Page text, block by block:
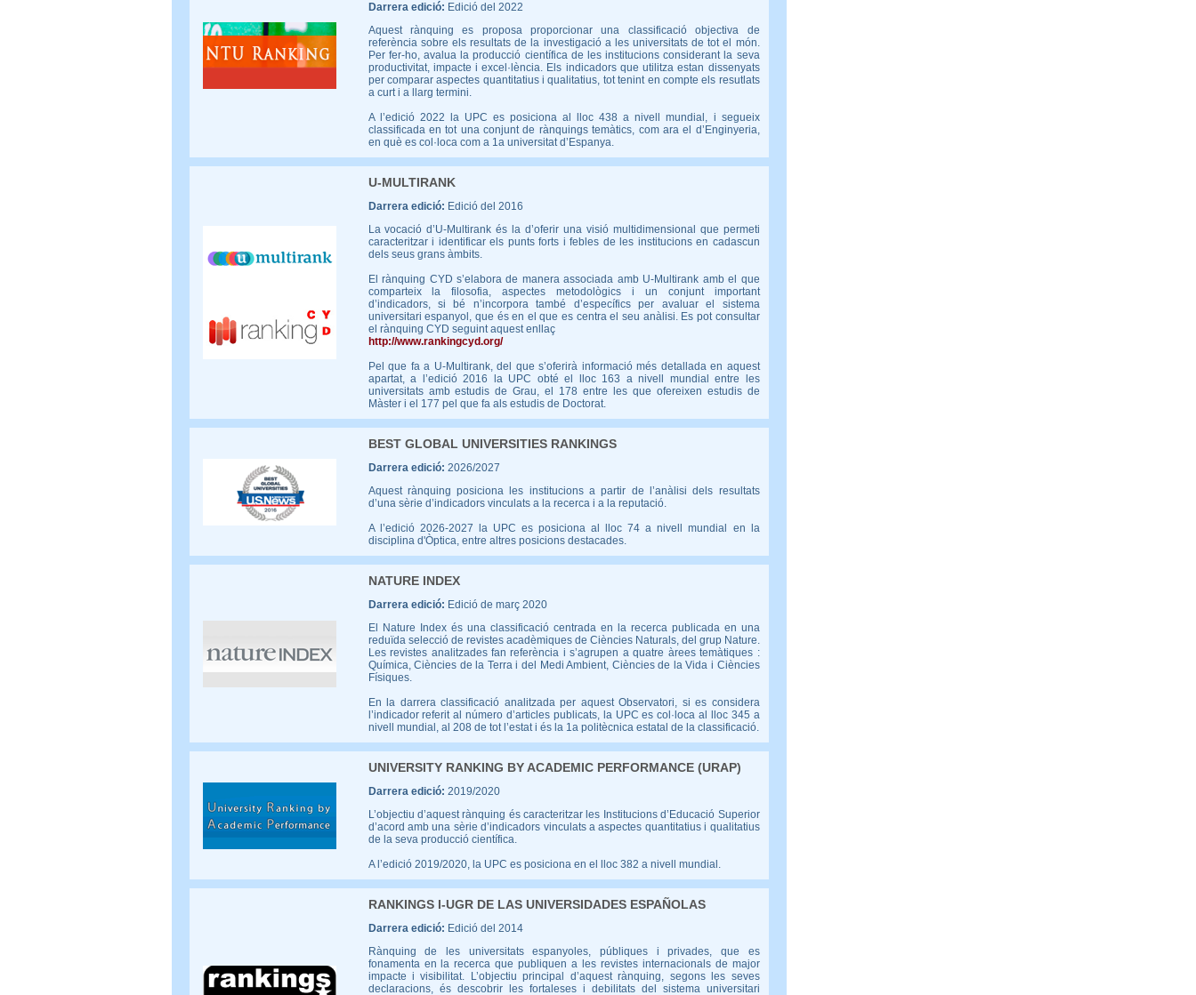
Darrera edició: Edició del 2022
Aquest rànquing es proposa proporcionar una classificació objectiva de
referència sobre els resultats de la investigació a les universitats de tot el món.
Per fer-ho, avalua la producció científica de les institucions considerant la seva
productivitat, impacte i excel·lència. Els indicadors que utilitza estan dissenyats
per comparar aspectes quantitatius i qualitatius, tot tenint en compte els resutlats
a curt i a llarg termini.
A l’edició 2022 la UPC es posiciona al lloc 438 a nivell mundial, i segueix
classificada en tot una conjunt de rànquings temàtics, com ara el d’Enginyeria,
en què es col·loca com a 1a universitat d’Espanya.
U-MULTIRANK
Darrera edició: Edició del 2016
La vocació d’U-Multirank és la d’oferir una visió multidimensional que permeti
caracteritzar i identificar els punts forts i febles de les institucions en cadascun
dels seus grans àmbits.
El rànquing CYD s’elabora de manera associada amb U-Multirank amb el que
comparteix la filosofia, aspectes metodològics i un conjunt important
d’indicadors, si bé n’incorpora també d’específics per avaluar el sistema
universitari espanyol, que és en el que es centra el seu anàlisi. Es pot consultar
el rànquing CYD seguint aquest enllaç
http://www.rankingcyd.org/
Pel que fa a U-Multirank, del que s’oferirà informació més detallada en aquest
apartat, a l’edició 2016 la UPC obté el lloc 163 a nivell mundial entre les
universitats amb estudis de Grau, el 178 entre les que ofereixen estudis de
Màster i el 177 pel que fa als estudis de Doctorat.
BEST GLOBAL UNIVERSITIES RANKINGS
Darrera edició: 2026/2027
Aquest rànquing posiciona les institucions a partir de l’anàlisi dels resultats
d’una sèrie d’indicadors vinculats a la recerca i a la reputació.
A l’edició 2026-2027 la UPC es posiciona al lloc 74 a nivell mundial en la
disciplina d'Òptica, entre altres posicions destacades.
NATURE INDEX
Darrera edició: Edició de març 2020
El Nature Index és una classificació centrada en la recerca publicada en una
reduïda selecció de revistes acadèmiques de Ciències Naturals, del grup Nature.
Les revistes analitzades fan referència i s’agrupen a quatre àrees temàtiques :
Química, Ciències de la Terra i del Medi Ambient, Ciències de la Vida i Ciències
Físiques.
En la darrera classificació analitzada per aquest Observatori, si es considera
l’indicador referit al número d’articles publicats, la UPC es col·loca al lloc 345 a
nivell mundial, al 208 de tot l’estat i és la 1a politècnica estatal de la classificació.
UNIVERSITY RANKING BY ACADEMIC PERFORMANCE (URAP)
Darrera edició: 2019/2020
L’objectiu d’aquest rànquing és caracteritzar les Institucions d’Educació Superior
d’acord amb una sèrie d’indicadors vinculats a aspectes quantitatius i qualitatius
de la seva producció científica.
A l’edició 2019/2020, la UPC es posiciona en el lloc 382 a nivell mundial.
RANKINGS I-UGR DE LAS UNIVERSIDADES ESPAÑOLAS
Darrera edició: Edició del 2014
Rànquing de les universitats espanyoles, públiques i privades, que es
fonamenta en la recerca que publiquen a les revistes internacionals de major
impacte i visibilitat. L’objectiu principal d’aquest rànquing, segons les seves
declaracions, és descobrir les fortaleses i debilitats del sistema universitari